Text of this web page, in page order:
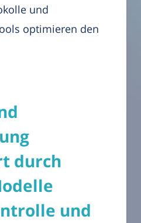
und
optimieren den
durch
und